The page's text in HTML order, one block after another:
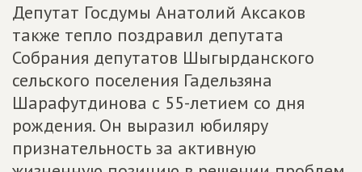
Депутат Госдумы Анатолий Аксаков
также тепло поздравил депутата
Собрания депутатов Шыгырданского
сельского поселения Гадельзяна
Шарафутдинова с 55-летием со дня
рождения. Он выразил юбиляру
признательность за активную